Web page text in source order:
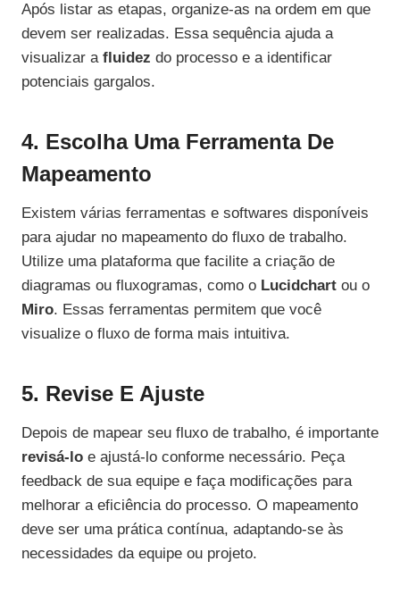
Após listar as etapas, organize-as na ordem em que
devem ser realizadas. Essa sequência ajuda a
visualizar a fluidez do processo e a identificar
potenciais gargalos.
4. Escolha Uma Ferramenta De
Mapeamento
Existem várias ferramentas e softwares disponíveis
para ajudar no mapeamento do fluxo de trabalho.
Utilize uma plataforma que facilite a criação de
diagramas ou fluxogramas, como o Lucidchart ou o
Miro. Essas ferramentas permitem que você
visualize o fluxo de forma mais intuitiva.
5. Revise E Ajuste
Depois de mapear seu fluxo de trabalho, é importante
revisá-lo e ajustá-lo conforme necessário. Peça
feedback de sua equipe e faça modificações para
melhorar a eficiência do processo. O mapeamento
deve ser uma prática contínua, adaptando-se às
necessidades da equipe ou projeto.